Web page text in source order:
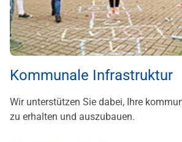
Kommunale Infrastruktur
Wir unterstützen Sie dabei, Ihre
zu erhalten und auszubauen.